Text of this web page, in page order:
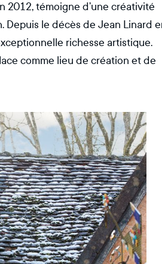
2012, témoigne d’une créativité
Depuis le décès de Jean Linard
richesse artistique.
comme lieu de création et de